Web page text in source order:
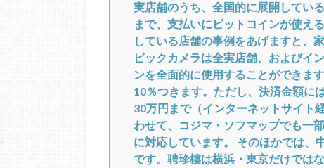
実店舗のうち、全国的に展開してい
まで、支払いにビットコインが使え
している店舗の事例をあげますと、
ビックカメラは全実店舗、およびイ
ンを全面的に使用することができま
10％つきます。ただし、決済金額に
30万円まで（インターネットサイト
わせて、コジマ・ソフマップでも一
に対応しています。 そのほかでは、
です。聘珍樓は横浜・東京だけでは